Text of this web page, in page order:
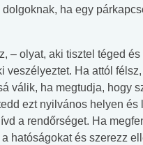
ha egy
– olyat, aki tisztel téged
veszélyeztet. Ha attól
válik, ha megtudja, hogy
ezt nyilvános helyen és
a rendőrséget. Ha
hatóságokat és szerezz